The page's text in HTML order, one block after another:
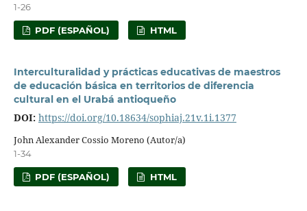
1-26
PDF (ESPAÑOL) HTML
Interculturalidad y prácticas educativas de maestros
de educación básica en territorios de diferencia
cultural en el Urabá antioqueño
DOI: https://doi.org/10.18634/sophiaj.21v.1i.1377
John Alexander Cossio Moreno (Autor/a)
1-34
PDF (ESPAÑOL) HTML